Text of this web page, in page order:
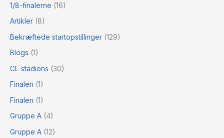
1/8-finalerne (16)
Artikler (8)
Bekræftede startopstillinger (129)
Blogs (1)
CL-stadions (30)
Finalen (1)
Finalen (1)
Gruppe A (4)
Gruppe A (12)